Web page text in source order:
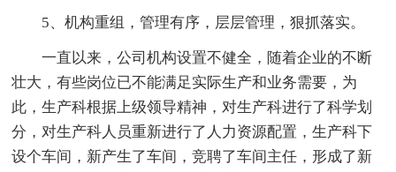
5、机构重组，管理有序，层层管理，狠抓落实。
一直以来，公司机构设置不健全，随着企业的不断
壮大，有些岗位已不能满足实际生产和业务需要，为
此，生产科根据上级领导精神，对生产科进行了科学划
分，对生产科人员重新进行了人力资源配置，生产科下
设个车间，新产生了车间，竞聘了车间主任，形成了新